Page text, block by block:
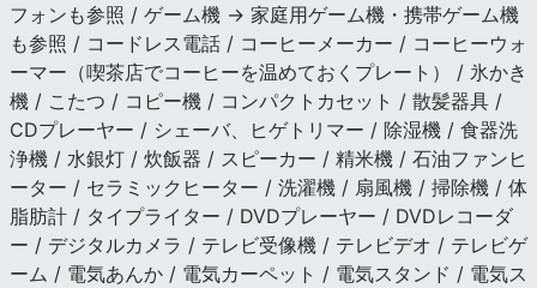
フォンも参照 / ゲーム機 → 家庭用ゲーム機・携帯ゲーム機
も参照 / コードレス電話 / コーヒーメーカー / コーヒーウォ
ーマー（喫茶店でコーヒーを温めておくプレート） / 氷かき
機 / こたつ / コピー機 / コンパクトカセット / 散髪器具 /
CDプレーヤー / シェーバ、ヒゲトリマー / 除湿機 / 食器洗
浄機 / 水銀灯 / 炊飯器 / スピーカー / 精米機 / 石油ファンヒ
ーター / セラミックヒーター / 洗濯機 / 扇風機 / 掃除機 / 体
脂肪計 / タイプライター / DVDプレーヤー / DVDレコーダ
ー / デジタルカメラ / テレビ受像機 / テレビデオ / テレビゲ
ーム / 電気あんか / 電気カーペット / 電気スタンド / 電気ス